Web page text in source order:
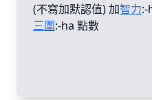
(不寫加默認值) 加智力:-
三圍:-ha 點數